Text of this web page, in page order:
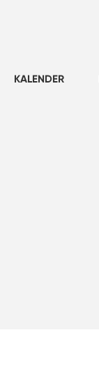
KALENDER